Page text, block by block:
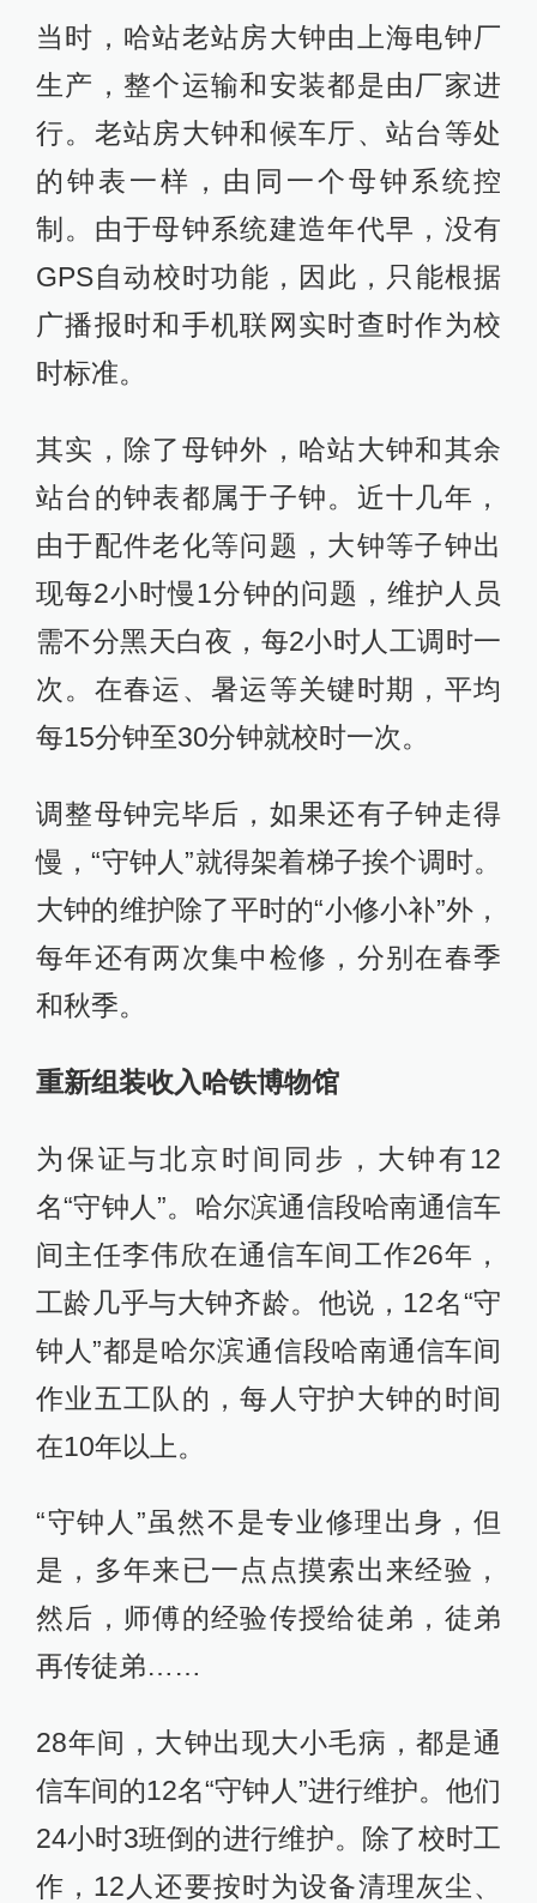
当时，哈站老站房大钟由上海电钟厂
生产，整个运输和安装都是由厂家进
行。老站房大钟和候车厅、站台等处
的钟表一样，由同一个母钟系统控
制。由于母钟系统建造年代早，没有
GPS自动校时功能，因此，只能根据
广播报时和手机联网实时查时作为校
时标准。
其实，除了母钟外，哈站大钟和其余
站台的钟表都属于子钟。近十几年，
由于配件老化等问题，大钟等子钟出
现每2小时慢1分钟的问题，维护人员
需不分黑天白夜，每2小时人工调时一
次。在春运、暑运等关键时期，平均
每15分钟至30分钟就校时一次。
调整母钟完毕后，如果还有子钟走得
慢，“守钟人”就得架着梯子挨个调时。
大钟的维护除了平时的“小修小补”外，
每年还有两次集中检修，分别在春季
和秋季。
重新组装收入哈铁博物馆
为保证与北京时间同步，大钟有12
名“守钟人”。哈尔滨通信段哈南通信车
间主任李伟欣在通信车间工作26年，
工龄几乎与大钟齐龄。他说，12名“守
钟人”都是哈尔滨通信段哈南通信车间
作业五工队的，每人守护大钟的时间
在10年以上。
“守钟人”虽然不是专业修理出身，但
是，多年来已一点点摸索出来经验，
然后，师傅的经验传授给徒弟，徒弟
再传徒弟……
28年间，大钟出现大小毛病，都是通
信车间的12名“守钟人”进行维护。他们
24小时3班倒的进行维护。除了校时工
作，12人还要按时为设备清理灰尘、